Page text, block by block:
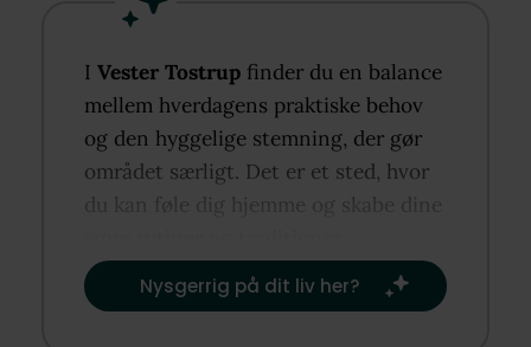
IVester Tostrup finder du en balance
mellem hverdagens praktiske behov
og den hyggelige stemning, der gør
området særligt. Det er et sted, hvor
du kan føle dig hjemme og skabe dine
Nysgerrig på dit liv her?​